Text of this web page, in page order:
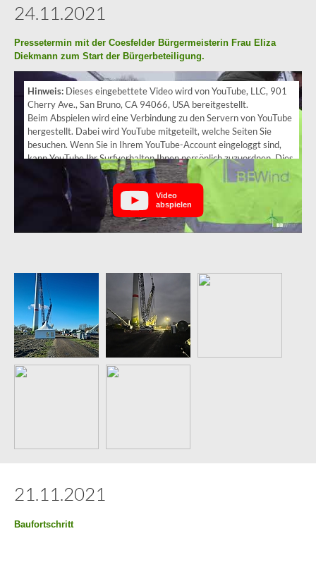
24.11.2021
Pressetermin mit der Coesfelder Bürgermeisterin Frau Eliza
Diekmann zum Start der Bürgerbeteiligung.
Hinweis: Dieses eingebettete Video wird von YouTube, LLC, 901
Cherry Ave., San Bruno, CA 94066, USA bereitgestellt.
Beim Abspielen wird eine Verbindung zu den Servern von YouTube
hergestellt. Dabei wird YouTube mitgeteilt, welche Seiten Sie
besuchen. Wenn Sie in Ihrem YouTube-Account eingeloggt sind,
kann YouTube Ihr Surfverhalten Ihnen persönlich zuzuordnen. Dies
verhindern Sie, indem Sie sich vorher aus Ihrem YouTube-Account
Wird ein YouTube-Video gestartet, setzt der Anbieter Cookies ein,
die Hinweise über das Nutzerverhalten sammeln.
auch in anderen Cookies nicht-personenbezogene
Nutzungsinformationen ab. Möchten Sie dies verhindern, so
müssen Sie das Speichern von Cookies im Browser blockieren.
Weitere Informationen zum Datenschutz bei „YouTube“ finden Sie
in der Datenschutzerklärung des Anbieters unter:
https://www.google.de/intl/de/policies/privacy/
Video
abspielen
21.11.2021
Baufortschritt